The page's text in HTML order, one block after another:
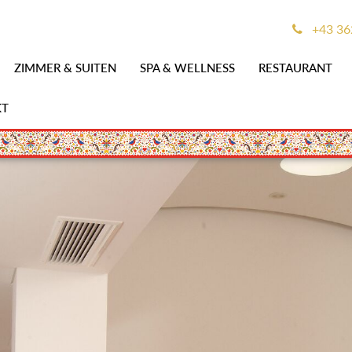
ZIMMER & SUITEN SPA & WELLNESS RESTAURANT
+43